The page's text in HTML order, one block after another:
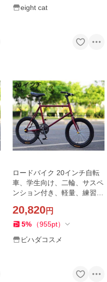
eight cat
ロードバイク 20インチ自転
車、学生向け、二輪、サスペ
ンション付き、軽量、練習
子向け、20インチ、40スポ
ーク
20,820円
5% （955pt）
ビハダコスメ